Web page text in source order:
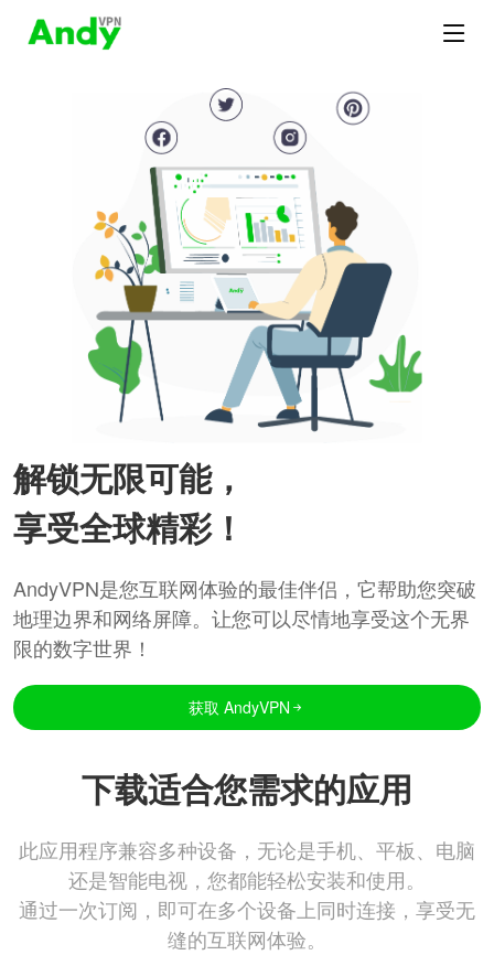
解锁无限可能，
享受全球精彩！
AndyVPN是您互联网体验的最佳伴侣，它帮助您突破
地理边界和网络屏障。让您可以尽情地享受这个无界
限的数字世界！
获取 AndyVPN
下载适合您需求的应用
此应用程序兼容多种设备，无论是手机、平板、电脑
还是智能电视，您都能轻松安装和使用。
通过一次订阅，即可在多个设备上同时连接，享受无
缝的互联网体验。